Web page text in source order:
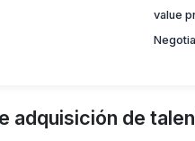
value
adquisición de